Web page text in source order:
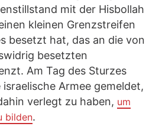
mit der Hisbollah
kleinen Grenzstreifen
besetzt hat, das an die von
besetzten
Am Tag des Sturzes
Armee gemeldet,
verlegt zu haben, um
bilden.